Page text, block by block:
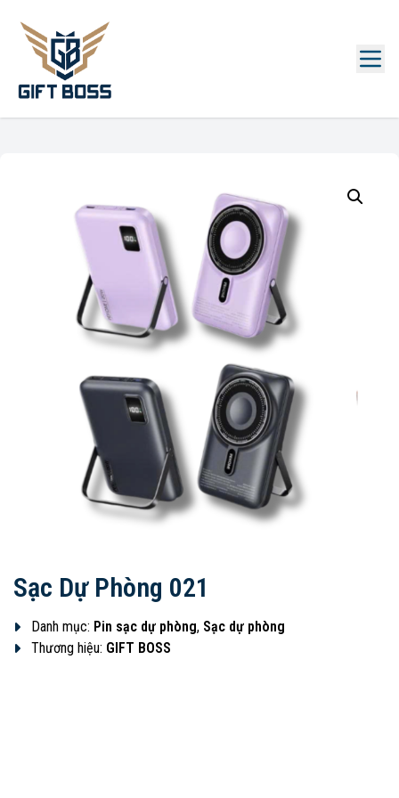
Sạc Dự Phòng 021
Danh mục: Pin sạc dự phòng, Sạc dự phòng
Thương hiệu: GIFT BOSS